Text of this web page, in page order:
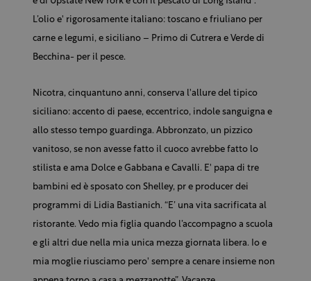
L’olio e' rigorosamente italiano: toscano e friuliano per
carne e legumi, e siciliano – Primo di Cutrera e Verde di
Becchina- per il pesce.
Nicotra, cinquantuno anni, conserva l'allure del tipico
siciliano: accento di paese, eccentrico, indole sanguigna e
allo stesso tempo guardinga. Abbronzato, un pizzico
vanitoso, se non avesse fatto il cuoco avrebbe fatto lo
stilista e ama Dolce e Gabbana e Cavalli. E' papa di tre
bambini ed è sposato con Shelley, pr e producer dei
programmi di Lidia Bastianich. “E’ una vita sacrificata al
ristorante. Vedo mia figlia quando l’accompagno a scuola
e gli altri due nella mia unica mezza giornata libera. Io e
mia moglie riusciamo pero' sempre a cenare insieme non